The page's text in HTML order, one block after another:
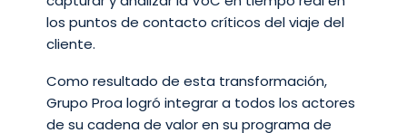
los puntos de contacto críticos del viaje del
cliente.
Como resultado de esta transformación,
Grupo Proa logró integrar a todos los actores
de su cadena de valor en su programa de